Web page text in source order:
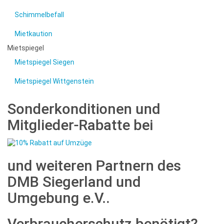
Schimmelbefall
Mietkaution
Mietspiegel
Mietspiegel Siegen
Mietspiegel Wittgenstein
Sonderkonditionen und
Mitglieder-Rabatte bei
und weiteren Partnern des
DMB Siegerland und
Umgebung e.V..